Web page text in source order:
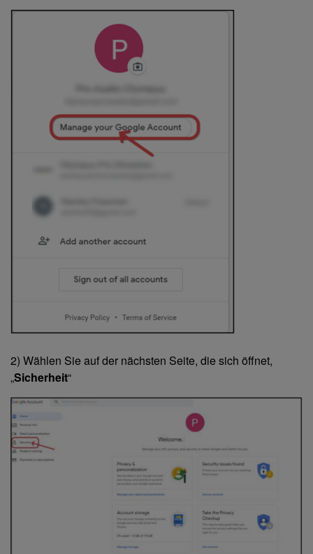
2) Wählen Sie auf der nächsten Seite, die sich öffnet,
„Sicherheit“